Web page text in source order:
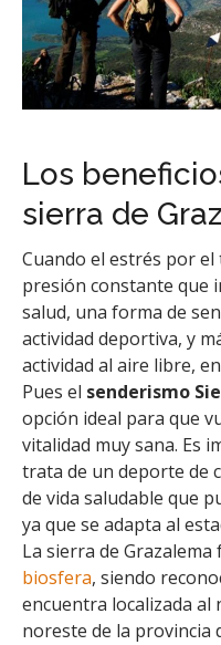
Los
sierra de
Cuando el estrés por
presión constante que
salud, una forma de
actividad deportiva, y
actividad al aire libre,
Pues el senderismo
opción ideal para que
vitalidad muy sana. Es
trata de un deporte de
de vida saludable que
ya que se adapta al
La sierra de Grazalema
biosfera, siendo
encuentra localizada al
noreste de la provincia